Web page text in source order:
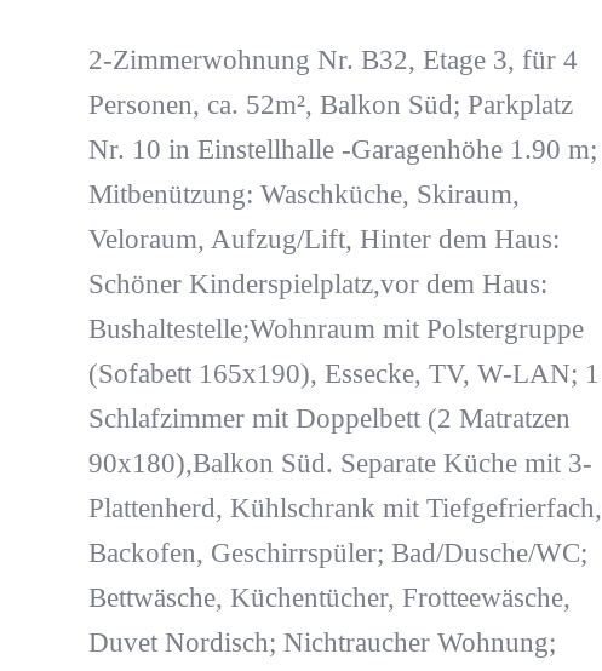
2-Zimmerwohnung Nr. B32, Etage 3, für 4
Personen, ca. 52m², Balkon Süd; Parkplatz
Nr. 10 in Einstellhalle -Garagenhöhe 1.90 m;
Mitbenützung: Waschküche, Skiraum,
Veloraum, Aufzug/Lift, Hinter dem Haus:
Schöner Kinderspielplatz,vor dem Haus:
Bushaltestelle;Wohnraum mit Polstergruppe
(Sofabett 165x190), Essecke, TV, W-LAN; 1
Schlafzimmer mit Doppelbett (2 Matratzen
90x180),Balkon Süd. Separate Küche mit 3-
Plattenherd, Kühlschrank mit Tiefgefrierfach,
Backofen, Geschirrspüler; Bad/Dusche/WC;
Bettwäsche, Küchentücher, Frotteewäsche,
Duvet Nordisch; Nichtraucher Wohnung;